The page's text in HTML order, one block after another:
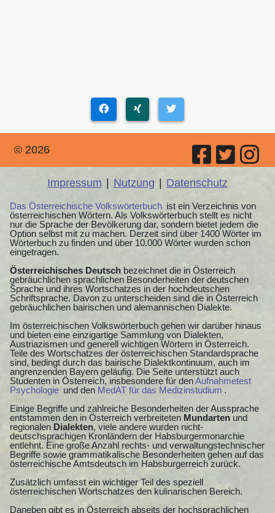
© 2026
Impressum | Nutzung | Datenschutz
Das Österreichische Volkswörterbuch ist ein Verzeichnis von
österreichischen Wörtern. Als Volkswörterbuch stellt es nicht
nur die Sprache der Bevölkerung dar, sondern bietet jedem die
Option selbst mit zu machen. Derzeit sind über 1400 Wörter im
Wörterbuch zu finden und über 10.000 Wörter wurden schon
eingetragen.
Österreichisches Deutsch bezeichnet die in Österreich
gebräuchlichen sprachlichen Besonderheiten der deutschen
Sprache und ihres Wortschatzes in der hochdeutschen
Schriftsprache. Davon zu unterscheiden sind die in Österreich
gebräuchlichen bairischen und alemannischen Dialekte.
Im österreichischen Volkswörterbuch gehen wir darüber hinaus
und bieten eine einzigartige Sammlung von Dialekten,
Austriazismen und generell wichtigen Wörtern in Österreich.
Teile des Wortschatzes der österreichischen Standardsprache
sind, bedingt durch das bairische Dialektkontinuum, auch im
angrenzenden Bayern geläufig. Die Seite unterstützt auch
Studenten in Österreich, insbesondere für denAufnahmetest
Psychologie und den MedAT für das Medizinstudium .
Einige Begriffe und zahlreiche Besonderheiten der Aussprache
entstammen den in Österreich verbreiteten Mundarten und
regionalen Dialekten, viele andere wurden nicht-
deutschsprachigen Kronländern der Habsburgermonarchie
entlehnt. Eine große Anzahl rechts- und verwaltungstechnischer
Begriffe sowie grammatikalische Besonderheiten gehen auf das
österreichische Amtsdeutsch im Habsburgerreich zurück.
Zusätzlich umfasst ein wichtiger Teil des speziell
österreichischen Wortschatzes den kulinarischen Bereich.
Daneben gibt es in Österreich abseits der hochsprachlichen